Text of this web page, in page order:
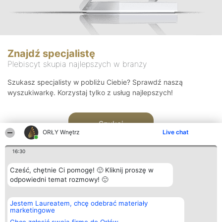
ORŁY Wnętrz Live chat
16:30
Cześć, chętnie Ci pomogę! 🙂 Kliknij proszę w
odpowiedni temat rozmowy! 🙂
Jestem Laureatem, chcę odebrać materiały
marketingowe
Znajdź specjalistę
Plebiscyt skupia najlepszych w branży
Szukasz specjalisty w pobliżu Ciebie? Sprawdź naszą
wyszukiwarkę. Korzystaj tylko z usług najlepszych!
Szukaj
Organizator plebiscytu
Bright Side Solutions sp. z o.
o. sp. k.
ul. Ruska 22
Plebiscyt
Laureaci
wszystkich
Kontakt
Kontakt